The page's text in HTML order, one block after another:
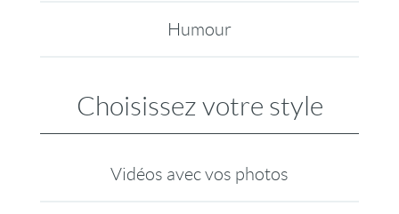
Humour
Choisissez votre style
Vidéos avec vos photos